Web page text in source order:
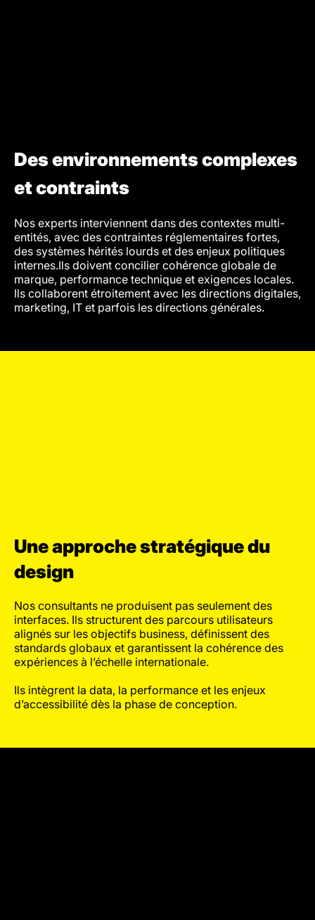
Des environnements complexes
et contraints
Nos experts interviennent dans des contextes multi-
entités, avec des contraintes réglementaires fortes,
des systèmes hérités lourds et des enjeux politiques
internes.Ils doivent concilier cohérence globale de
marque, performance technique et exigences locales.
Ils collaborent étroitement avec les directions digitales,
marketing, IT et parfois les directions générales.
Une approche stratégique du
design
Nos consultants ne produisent pas seulement des
interfaces. Ils structurent des parcours utilisateurs
alignés sur les objectifs business, définissent des
standards globaux et garantissent la cohérence des
expériences à l’échelle internationale.
Ils intègrent la data, la performance et les enjeux
d’accessibilité dès la phase de conception.